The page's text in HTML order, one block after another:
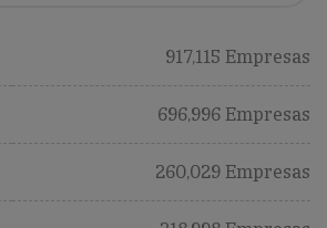
917,115 Empresas
696,996 Empresas
260,029 Empresas